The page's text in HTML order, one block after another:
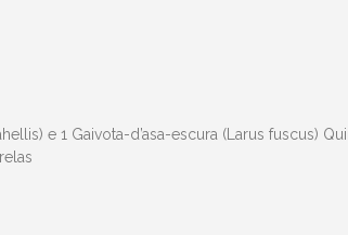
e 1 Gaivota-d’asa-escura (Larus fuscus)